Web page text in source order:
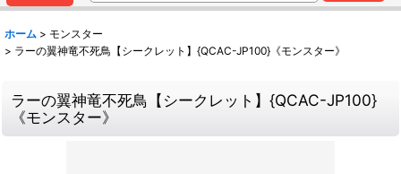
ホーム > モンスター
> ラーの翼神竜不死鳥【シークレット】{QCAC-JP100}《モンスター》
ラーの翼神竜不死鳥【シークレット】{QCAC-JP100}
《モンスター》